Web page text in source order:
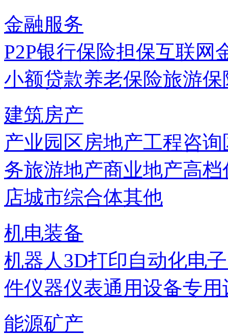
金融服务
P2P银行保险担保互联网
小额贷款养老保险旅游保
建筑房产
产业园区房地产工程咨询
务旅游地产商业地产高档
店城市综合体其他
机电装备
机器人3D打印自动化电
件仪器仪表通用设备专用
能源矿产